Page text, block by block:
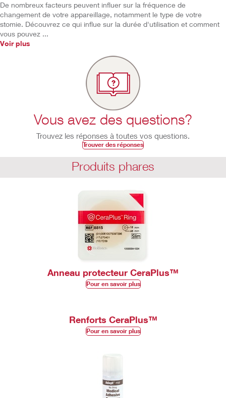
De nombreux facteurs peuvent influer sur la fréquence de
changement de votre appareillage, notamment le type de votre
stomie. Découvrez ce qui influe sur la durée d'utilisation et comment
vous pouvez ...
Voir plus
Vous avez des questions?
Trouvez les réponses à toutes vos questions.
Trouver des réponses
Produits phares
Anneau protecteur CeraPlus™
Pour en savoir plus
Renforts CeraPlus™